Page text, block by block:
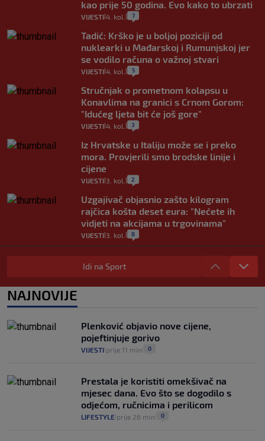
kao prije 50 godina. Evo kako to ubrzati
VIJESTI 4. kol. 7
Tadić: Krško je u boljoj poziciji od
nuklearki u Mađarskoj i Rumunjskoj jer
se vodilo računa o važnoj stvari
VIJESTI 4. kol. 5
Stručnjak o prometnom kolapsu u
Konavlima na granici s Crnom Gorom:
"Idućeg ljeta bit će još gore"
VIJESTI 4. kol. 3
Iz Hrvatske u Italiju može se i preko
mora. Provjerili smo brodske linije i
cijene
VIJESTI 3. kol. 2
Uzgajivač objasnio zašto kilogram
rajčica košta deset eura: "Nećete ih
vidjeti na akcijama u trgovinama"
VIJESTI 3. kol. 8
Selidba je jedno od stresnijih iskustava.
Evo aktualnih cijena i nekoliko savjeta
VIJESTI 2. kol. 0
automobilom na Hvar iz Zagreba, a
koliko iz Osijeka
VIJESTI 2. kol. 14
Idi na Sport
NAJNOVIJE
Plenković objavio nove cijene,
pojeftinjuje gorivo
VIJESTI prije 11 min 0
Prestala je koristiti omekšivač na
mjesec dana. Evo što se dogodilo s
odjećom, ručnicima i perilicom
LIFESTYLE prije 26 min 0